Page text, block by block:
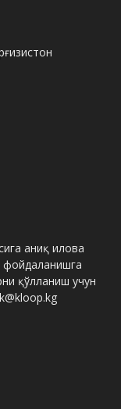
аниқ илова
қўлланиш учун